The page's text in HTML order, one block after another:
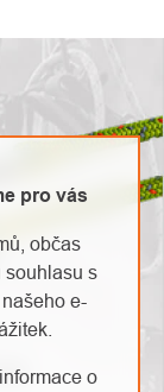
pro vás
občas
souhlasu s
e-
o